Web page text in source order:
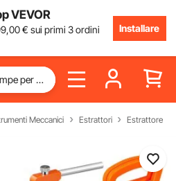
VEVOR
,00€ sui primi 3 ordini
Installare
Meccanici Estrattori Estrattore